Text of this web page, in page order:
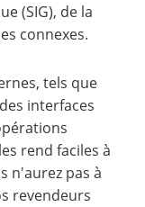
(SIG), de la
connexes.
tels que
interfaces
rend faciles à
n'aurez pas à
revendeurs